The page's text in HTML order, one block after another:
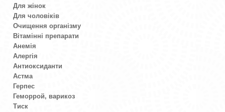
Для жінок
Для чоловіків
Очищення організму
Вітамінні препарати
Анемія
Алергія
Антиоксиданти
Астма
Герпес
Геморрой, варикоз
Тиск